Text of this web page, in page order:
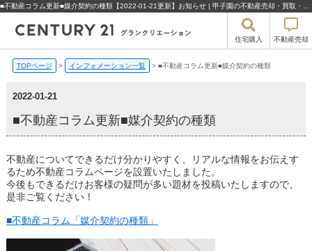
住宅購入 不動産売却
TOPページ > インフォメーション一覧 > ■不動産コラム更新■媒介契約の種類
2022-01-21
■不動産コラム更新■媒介契約の種類
不動産についてできるだけ分かりやすく、リアルな情報をお伝えす
るため不動産コラムページを設置いたしました。
今後もできるだけお客様の疑問が多い題材を投稿いたしますので、
是非ご覧ください！
■不動産コラム「媒介契約の種類」